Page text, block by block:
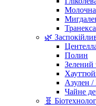
Молочна
🌿
Полин
Зелений
Азулен /
Чайне
🧬